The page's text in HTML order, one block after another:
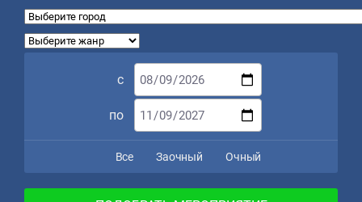
с
по
Все Заочный Очный